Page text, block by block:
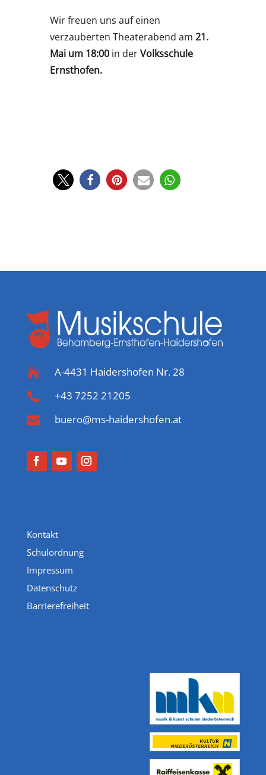
Wir freuen uns auf einen
verzauberten Theaterabend am 21.
Mai um 18:00 in derVolksschule
Ernsthofen.
 A-4431 Haidershofen Nr. 28
 +43 7252 21205
 buero@ms-haidershofen.at
Kontakt
Schulordnung
Impressum
Datenschutz
Barrierefreiheit